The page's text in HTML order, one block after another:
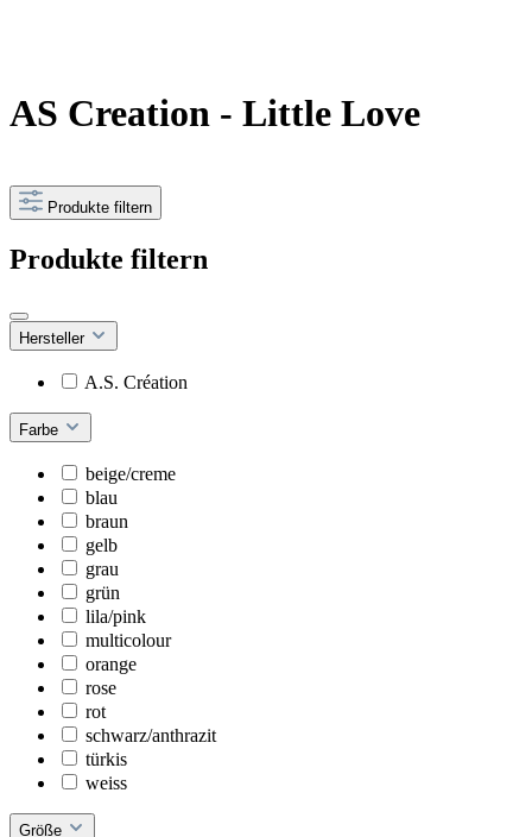
AS Creation - Little Love
Produkte filtern
Produkte filtern
Hersteller
A.S. Création
Farbe
beige/creme
blau
braun
gelb
grau
grün
lila/pink
multicolour
orange
rose
rot
schwarz/anthrazit
türkis
weiss
Größe